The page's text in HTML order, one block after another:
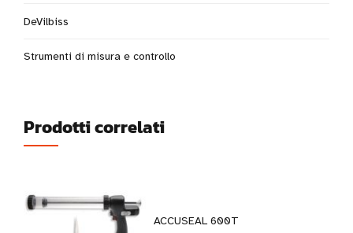
DeVilbiss
Strumenti di misura e controllo
Prodotti correlati
ACCUSEAL 600T